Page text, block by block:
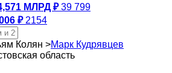
МЛРД ₽ 39 799
₽ 2154
Колян >Марк Кудрявцев
область